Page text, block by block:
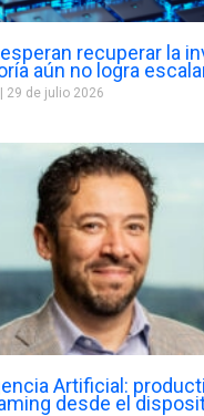
recuperar la
aún no logra
29 de julio 2026
Artificial:
desde el